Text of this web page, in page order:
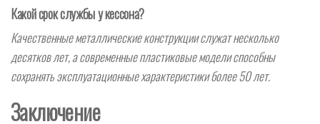
Какой срок службы у кессона?
Качественные металлические конструкции служат несколько
десятков лет, а современные пластиковые модели способны
сохранять эксплуатационные характеристики более 50 лет.
Заключение